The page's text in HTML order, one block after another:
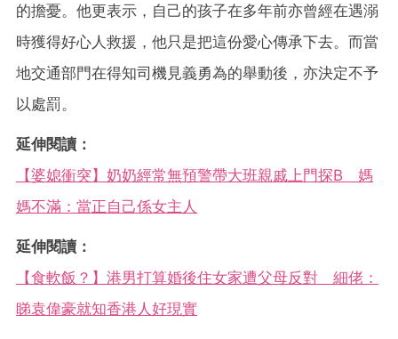
的擔憂。他更表示，自己的孩子在多年前亦曾經在遇溺
時獲得好心人救援，他只是把這份愛心傳承下去。而當
地交通部門在得知司機見義勇為的舉動後，亦決定不予
以處罰。
延伸閱讀：
【婆媳衝突】奶奶經常無預警帶大班親戚上門探B 媽
媽不滿：當正自己係女主人
延伸閱讀：
【食軟飯？】港男打算婚後住女家遭父母反對 細佬：
睇袁偉豪就知香港人好現實